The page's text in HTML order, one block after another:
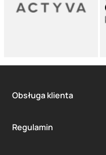
Obsługa klienta
Regulamin